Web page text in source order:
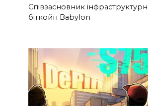
Співзасновник
біткойн Babylon